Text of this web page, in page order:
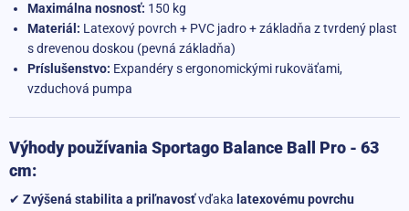
Maximálna nosnosť: 150 kg
Materiál: Latexový povrch + PVC jadro + základňa z tvrdený plast
s drevenou doskou (pevná základňa)
Príslušenstvo: Expandéry s ergonomickými rukoväťami,
vzduchová pumpa
Výhody používania Sportago Balance Ball Pro - 63
cm:
✔ Zvýšená stabilita a priľnavosťvďaka latexovému povrchu